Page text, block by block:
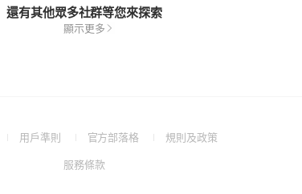
還有其他眾多社群等您來探索
顯示更多
(Open用戶準則
(Open
a
官方部落格
(Open規則及政策(Open
服務條款(Open